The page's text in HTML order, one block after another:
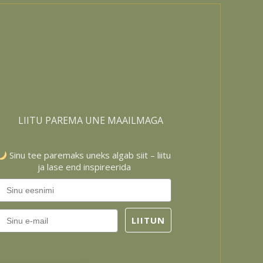
LIITU PAREMA UNE MAAILMAGA
Sinu tee paremaks uneks algab siit – liitu
ja lase end inspireerida
LIITUN